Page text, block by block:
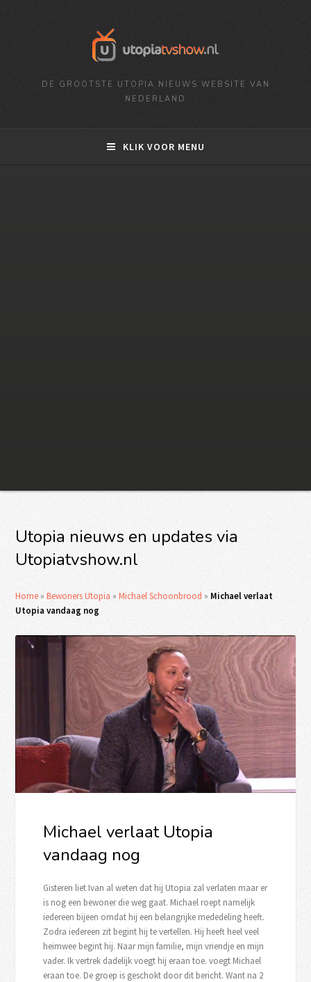
DE GROOTSTE UTOPIA NIEUWS WEBSITE VAN
NEDERLAND
KLIK VOOR MENU
Utopia nieuws en updates via
Utopiatvshow.nl
Home »Bewoners Utopia »Michael Schoonbrood » Michael verlaat
Utopia vandaag nog
Michael verlaat Utopia
vandaag nog
Gisteren liet Ivan al weten dat hij Utopia zal verlaten maar er
is nog een bewoner die weg gaat. Michael roept namelijk
iedereen bijeen omdat hij een belangrijke mededeling heeft.
Zodra iedereen zit begint hij te vertellen. Hij heeft heel veel
heimwee begint hij. Naar mijn familie, mijn vriendje en mijn
vader. Ik vertrek dadelijk voegt hij eraan toe. voegt Michael
eraan toe. De groep is geschokt door dit bericht. Want na 2